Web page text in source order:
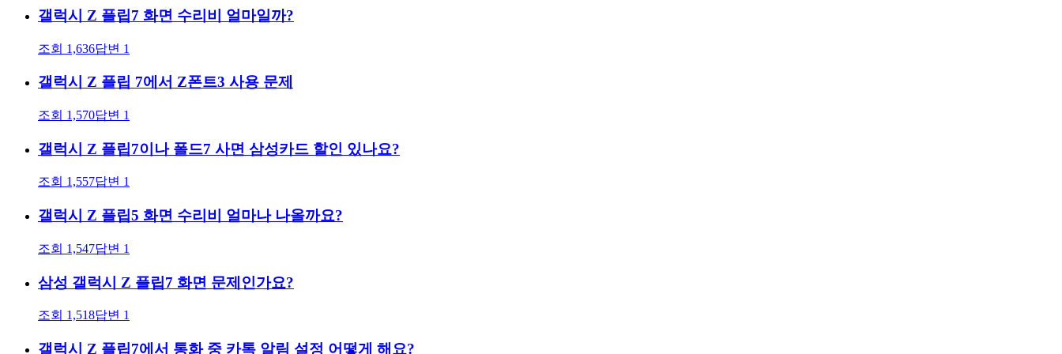
갤럭시 Z 플립7 화면 수리비 얼마일까?
조회 1,636답변 1
갤럭시 Z 플립 7에서 Z폰트3 사용 문제
조회 1,570답변 1
갤럭시 Z 플립7이나 폴드7 사면 삼성카드 할인 있나요?
조회 1,557답변 1
갤럭시 Z 플립5 화면 수리비 얼마나 나올까요?
조회 1,547답변 1
삼성 갤럭시 Z 플립7 화면 문제인가요?
조회 1,518답변 1
갤럭시 Z 플립7에서 통화 중 카톡 알림 설정 어떻게 해요?